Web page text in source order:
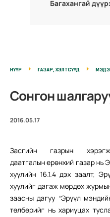
Багахангай
НҮҮР ГАЗАР, ХЭЛТСҮҮД
Сонгон
2016.05.17
Засгийн газрын
даатгалын ерөнхий газар нь
хуулийн 16.1.4 дэх заалт,
хуулийг дагаж мөрдөх
заасны дагуу “Эрүүл
төлбөрийг нь хариуцах